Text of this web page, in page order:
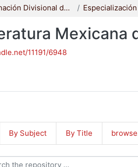
Coordinación Divisional de Posgrado
Mexicana
11191/6948
By Subject By Title